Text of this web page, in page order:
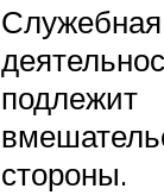
Служебная
подлежит
стороны.